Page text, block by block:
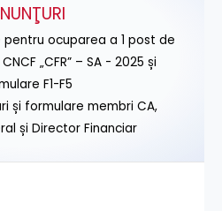
pentru ocuparea a 1 post de
„CFR” – SA - 2025 și
F1-F5
și formulare membri CA,
și Director Financiar